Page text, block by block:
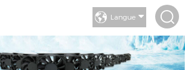
Langue